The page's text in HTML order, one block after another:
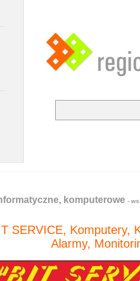
komputerowe -
SERVICE, Komputery,
Alarmy,